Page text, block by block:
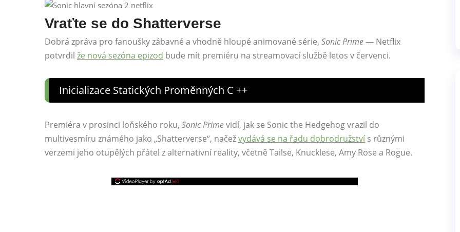
Vraťte se do Shatterverse
Dobrá zpráva pro fanoušky zábavné a vhodně hloupé animované série, Sonic Prime— Netflix
potvrdil že nová sezóna epizod bude mít premiéru na streamovací službě letos v červenci.
Inicializace Statických Proměnných C ++
Premiéra v prosinci loňského roku, Sonic Primevidí, jak se Sonic the Hedgehog vrazil do
multivesmíru známého jako „Shatterverse“, načežvydává se na řadu dobrodružstvís různými
verzemi jeho otupělých přátel z alternativní reality, včetně Tailse, Knucklese, Amy Rose a Rogue.